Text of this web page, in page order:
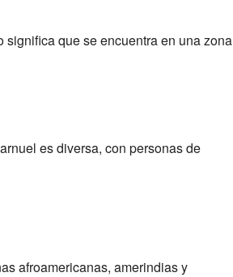
que se encuentra en una zona
es diversa, con personas de
afroamericanas, amerindias y